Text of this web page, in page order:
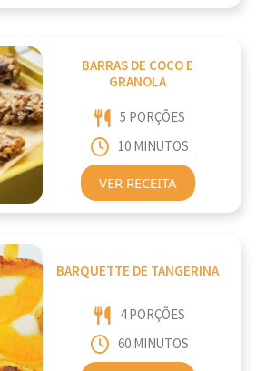
BARRAS DE COCO E
GRANOLA
5 PORÇÕES
10 MINUTOS
VER RECEITA
BARQUETTE DE TANGERINA
4 PORÇÕES
60 MINUTOS